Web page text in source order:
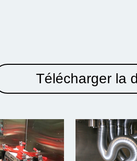
Télécharger la